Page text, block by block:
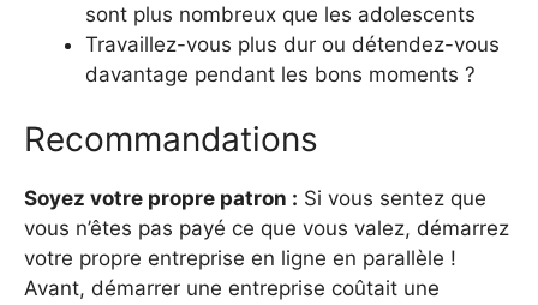
sont plus nombreux que les adolescents
Travaillez-vous plus dur ou détendez-vous
davantage pendant les bons moments ?
Recommandations
Soyez votre propre patron : Si vous sentez que
vous n’êtes pas payé ce que vous valez, démarrez
votre propre entreprise en ligne en parallèle !
Avant, démarrer une entreprise coûtait une